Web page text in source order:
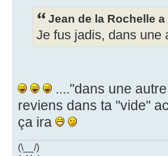
Jean de la Rochelle a
Je fus jadis, dans une
...."dans une
reviens dans ta "vide"
ça ira
(\__/)